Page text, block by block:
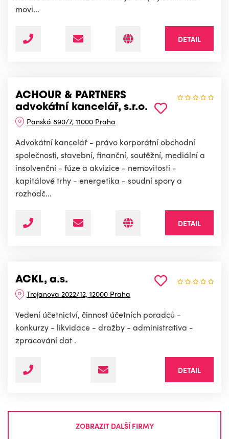
movi...
DETAIL
ACHOUR & PARTNERS
advokátní kancelář, s.r.o.
Panská 890/7, 11000 Praha
Advokátní kancelář - právo korporátní obchodní
společnosti, stavební, finanční, soutěžní, mediální a
insolvenční - fúze a akvizice - nemovitosti -
kapitálové trhy - energetika - soudní spory a
rozhodč...
DETAIL
ACKL, a.s.
Trojanova 2022/12, 12000 Praha
Vedení účetnictví, činnost účetních poradců -
konkurzy - likvidace - dražby - administrativa -
zpracování dat .
DETAIL
ZOBRAZIT DALŠÍ FIRMY